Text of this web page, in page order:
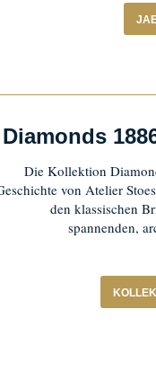
Diamonds
Die Kollektion
von Atelier
den klassischen
spannenden,